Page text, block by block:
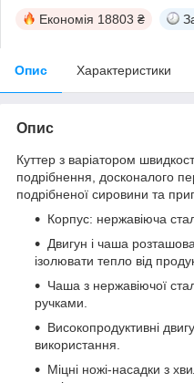
Економія 18803 ₴
Опис Характеристики
Опис
Куттер з варіатором
подрібнення, досконалого
подрібненої сировини та
Корпус: нержавіюча
Двигун і чаша
ізолювати тепло від
Чаша з нержавіючої
ручками.
Високопродуктивні
використання.
Міцні ножі-насадки з